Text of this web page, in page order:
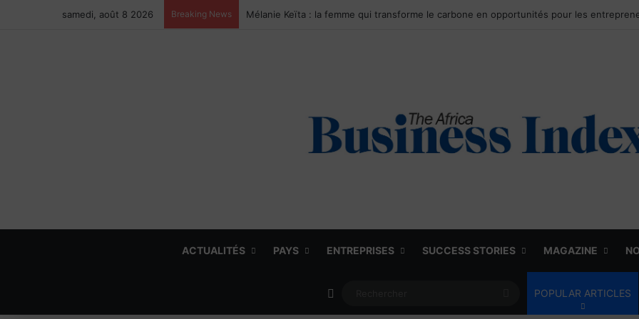
samedi, août 8 2026 Breaking News
ACTUALITÉS PAYS ENTREPRISES SUCCESS STORIES MAGAZINE
Rechercher
POPULAR ARTICLES